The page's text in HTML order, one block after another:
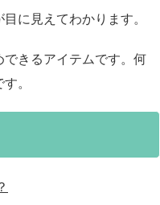
に見えてわかります。
きるアイテムです。何
。